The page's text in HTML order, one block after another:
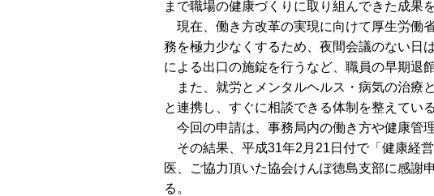
まで職場の健康づくりに取り組んできた成果
現在、働き方改革の実現に向けて厚生労働
務を極力少なくするため、夜間会議のない日
による出口の施錠を行うなど、職員の早期退
また、就労とメンタルヘルス・病気の治療
と連携し、すぐに相談できる体制を整えている
今回の申請は、事務局内の働き方や健康管
その結果、平成31年2月21日付で「健康経
医、ご協力頂いた協会けんぽ徳島支部に感謝
る。